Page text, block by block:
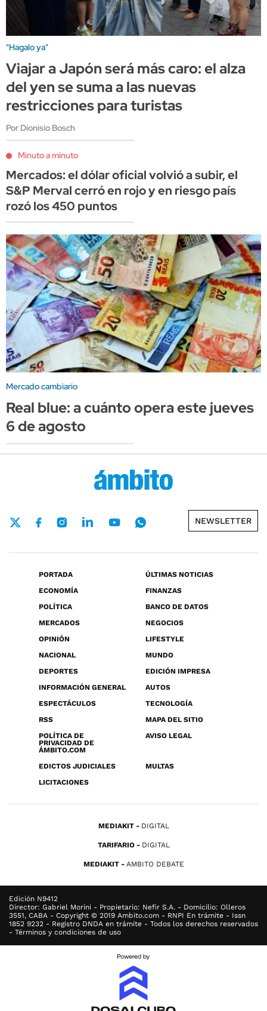
"Hagalo ya"
Viajar a Japón será más caro: el alza
del yen se suma a las nuevas
restricciones para turistas
Por Dionisio Bosch
Minuto a minuto
Mercados: el dólar oficial volvió a subir, el
S&P Merval cerró en rojo y en riesgo país
rozó los 450 puntos
Mercado cambiario
Real blue: a cuánto opera este jueves
6 de agosto
NEWSLETTER
PORTADA
ÚLTIMAS NOTICIAS
ECONOMÍA
FINANZAS
POLÍTICA
BANCO DE DATOS
MERCADOS
NEGOCIOS
OPINIÓN
LIFESTYLE
NACIONAL
MUNDO
DEPORTES
EDICIÓN IMPRESA
INFORMACIÓN GENERAL
AUTOS
ESPECTÁCULOS
TECNOLOGÍA
RSS
MAPA DEL SITIO
POLÍTICA DE
PRIVACIDAD DE
ÁMBITO.COM
AVISO LEGAL
EDICTOS JUDICIALES
MULTAS
LICITACIONES
MEDIAKIT DIGITAL
TARIFARIO DIGITAL
MEDIAKIT AMBITO DEBATE
Edición N9412
Director: Gabriel Morini - Propietario: Nefir S.A. - Domicilio: Olleros
3551, CABA - Copyright © 2019 Ambito.com - RNPI En trámite - Issn
1852 9232 - Registro DNDA en trámite - Todos los derechos reservados
- Términos y condiciones de uso